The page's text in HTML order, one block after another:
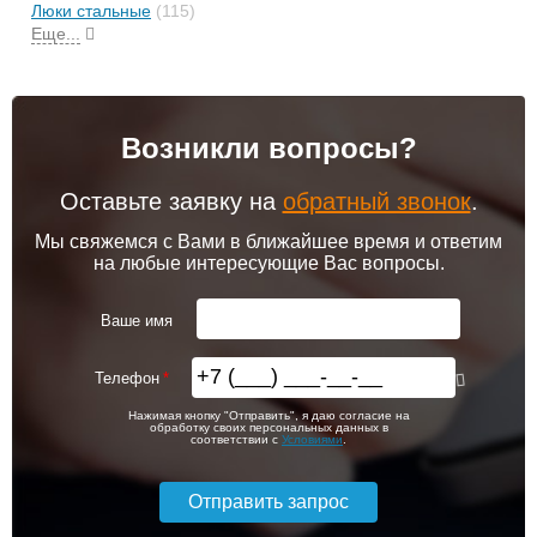
Люки стальные (115)
Еще...
Возникли вопросы?
Оставьте заявку на обратный звонок.
Мы свяжемся с Вами в ближайшее время и ответим
на любые интересующие Вас вопросы.
Ваше имя
Телефон
Нажимая кнопку "Отправить", я даю согласие на
обработку своих персональных данных в
соответствии с Условиями